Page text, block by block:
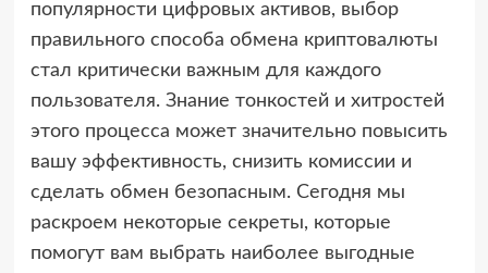
популярности цифровых активов, выбор
правильного способа обмена криптовалюты
стал критически важным для каждого
пользователя. Знание тонкостей и хитростей
этого процесса может значительно повысить
вашу эффективность, снизить комиссии и
сделать обмен безопасным. Сегодня мы
раскроем некоторые секреты, которые
помогут вам выбрать наиболее выгодные